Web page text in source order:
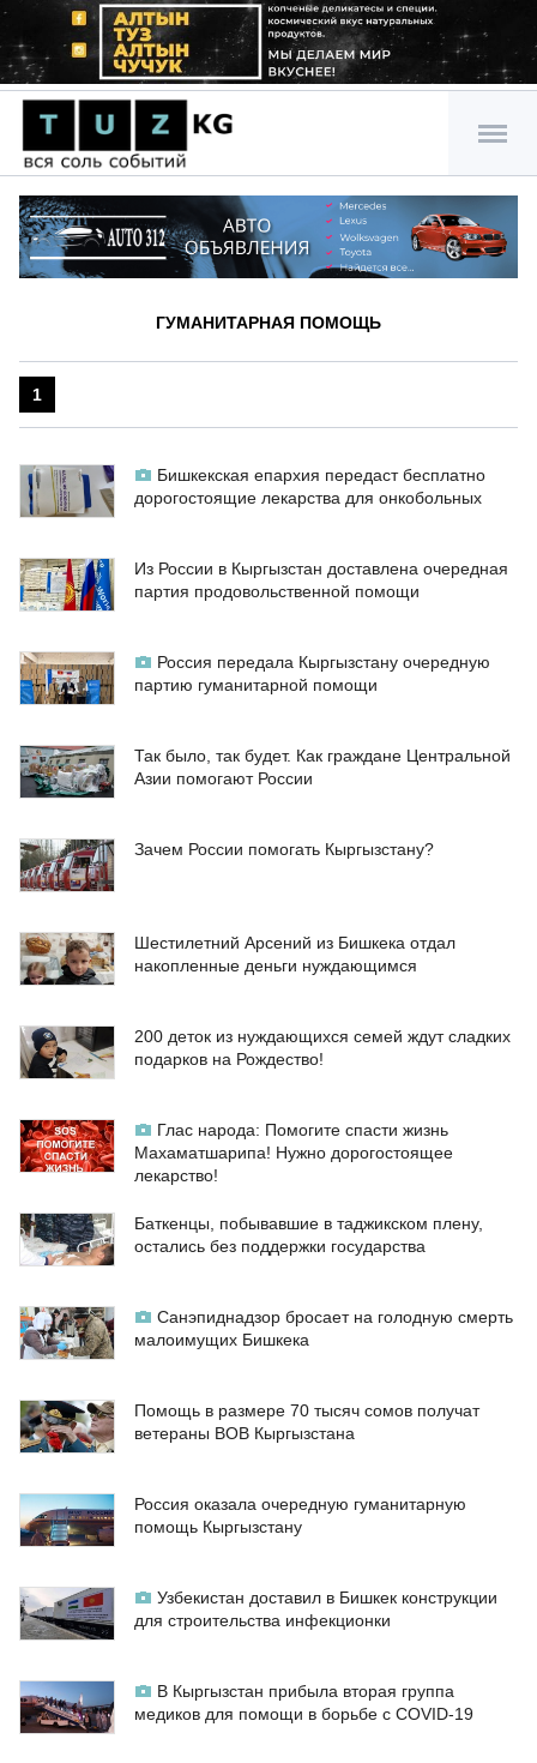
ГУМАНИТАРНАЯ ПОМОЩЬ
1
Бишкекская епархия передаст бесплатно
дорогостоящие лекарства для онкобольных
Из России в Кыргызстан доставлена очередная
партия продовольственной помощи
Россия передала Кыргызстану очередную
партию гуманитарной помощи
Так было, так будет. Как граждане Центральной
Азии помогают России
Зачем России помогать Кыргызстану?
Шестилетний Арсений из Бишкека отдал
накопленные деньги нуждающимся
200 деток из нуждающихся семей ждут сладких
подарков на Рождество!
Глас народа: Помогите спасти жизнь
Махаматшарипа! Нужно дорогостоящее
лекарство!
Баткенцы, побывавшие в таджикском плену,
остались без поддержки государства
Санэпиднадзор бросает на голодную смерть
малоимущих Бишкека
Помощь в размере 70 тысяч сомов получат
ветераны ВОВ Кыргызстана
Россия оказала очередную гуманитарную
помощь Кыргызстану
Узбекистан доставил в Бишкек конструкции
для строительства инфекционки
В Кыргызстан прибыла вторая группа
медиков для помощи в борьбе с COVID-19